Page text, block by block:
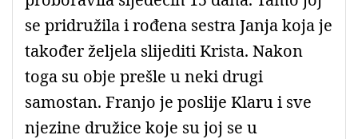
se pridružila i rođena sestra Janja koja je
također željela slijediti Krista. Nakon
toga su obje prešle u neki drugi
samostan. Franjo je poslije Klaru i sve
njezine družice koje su joj se u